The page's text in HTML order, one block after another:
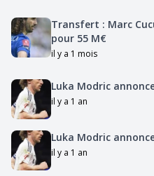
Transfert : Marc
pour 55 M€
il y a 1 mois
Luka Modric
il y a 1 an
Luka Modric
il y a 1 an